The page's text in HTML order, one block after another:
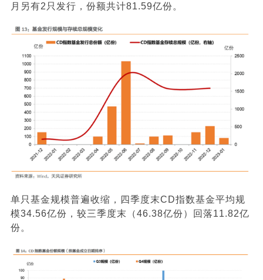
月另有2只发行，份额共计81.59亿份。
单只基金规模普遍收缩，四季度末CD指数基金平均规
模34.56亿份，较三季度末（46.38亿份）回落11.82亿
份。